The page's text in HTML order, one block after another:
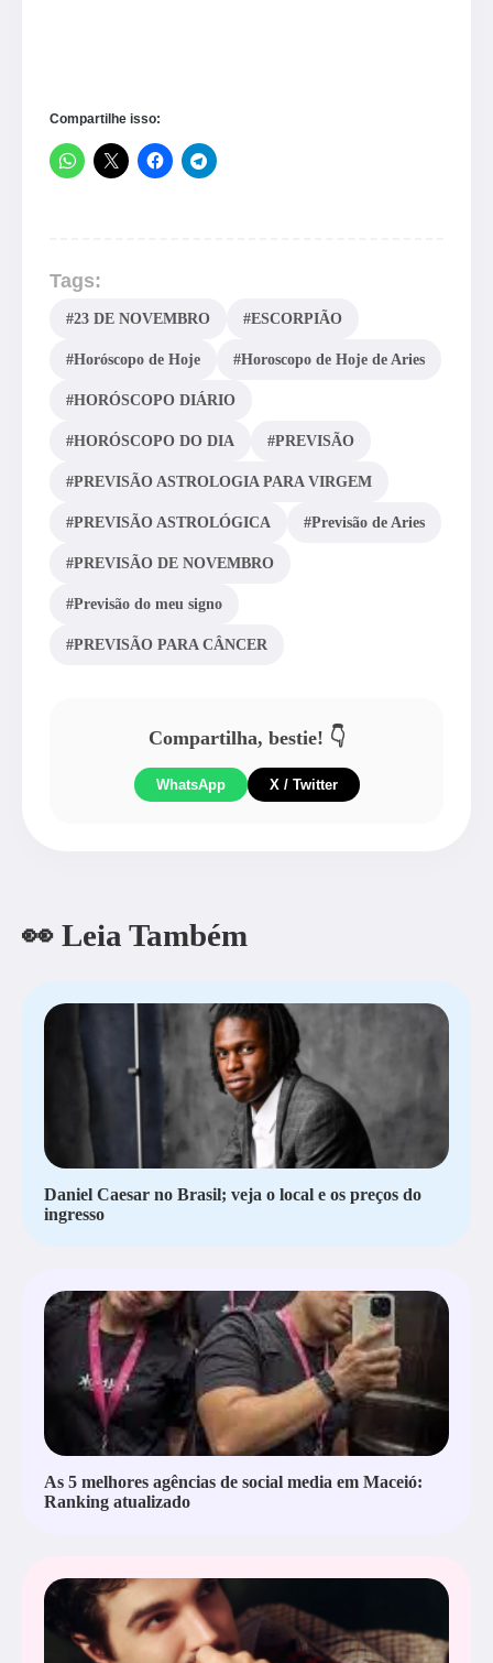
Compartilhe isso:
Tags:
#23 DE NOVEMBRO #ESCORPIÃO
#Horóscopo de Hoje #Horoscopo de Hoje de Aries
#HORÓSCOPO DIÁRIO
#HORÓSCOPO DO DIA #PREVISÃO
#PREVISÃO ASTROLOGIA PARA VIRGEM
#PREVISÃO ASTROLÓGICA #Previsão de Aries
#PREVISÃO DE NOVEMBRO
#Previsão do meu signo
#PREVISÃO PARA CÂNCER
Compartilha, bestie! 👇
WhatsApp X / Twitter
👀 Leia Também
Daniel Caesar no Brasil; veja o local e os preços do
ingresso
As 5 melhores agências de social media em Maceió:
Ranking atualizado